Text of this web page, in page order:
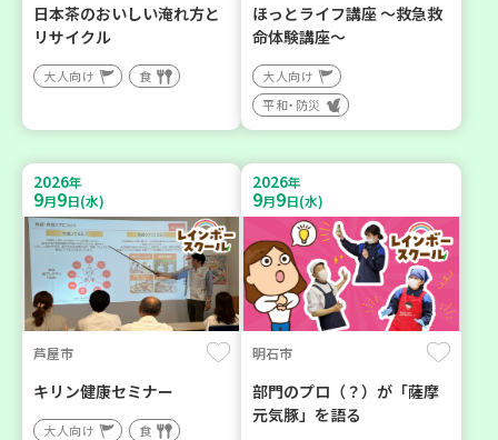
日本茶のおいしい淹れ方と
リサイクル
大人向け 食
ほっとライフ講座 ～救急救
命体験講座～
大人向け
平和・防災
2026年
9月9日(水)
芦屋市
キリン健康セミナー
大人向け 食
2026年
9月9日(水)
明石市
部門のプロ（？）が「薩摩
元気豚」を語る